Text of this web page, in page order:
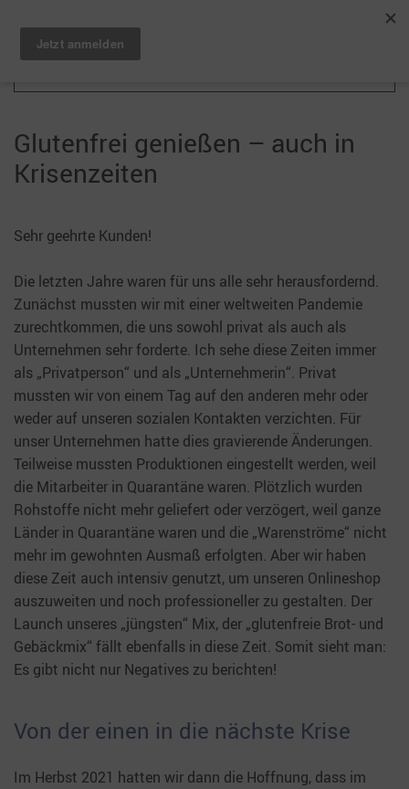
Zum Hauptinhalt springen
Glutenfrei genießen – auch in
Krisenzeiten
Sehr geehrte Kunden!
Die letzten Jahre waren für uns alle sehr herausfordernd.
Zunächst mussten wir mit einer weltweiten Pandemie
zurechtkommen, die uns sowohl privat als auch als
Unternehmen sehr forderte. Ich sehe diese Zeiten immer
als „Privatperson“ und als „Unternehmerin“. Privat
mussten wir von einem Tag auf den anderen mehr oder
weder auf unseren sozialen Kontakten verzichten. Für
unser Unternehmen hatte dies gravierende Änderungen.
Teilweise mussten Produktionen eingestellt werden, weil
die Mitarbeiter in Quarantäne waren. Plötzlich wurden
Rohstoffe nicht mehr geliefert oder verzögert, weil ganze
Länder in Quarantäne waren und die „Warenströme“ nicht
mehr im gewohnten Ausmaß erfolgten. Aber wir haben
diese Zeit auch intensiv genutzt, um unseren Onlineshop
auszuweiten und noch professioneller zu gestalten. Der
Launch unseres „jüngsten“ Mix, der „glutenfreie Brot- und
Gebäckmix“ fällt ebenfalls in diese Zeit. Somit sieht man:
Es gibt nicht nur Negatives zu berichten!
Von der einen in die nächste Krise
Im Herbst 2021 hatten wir dann die Hoffnung, dass im